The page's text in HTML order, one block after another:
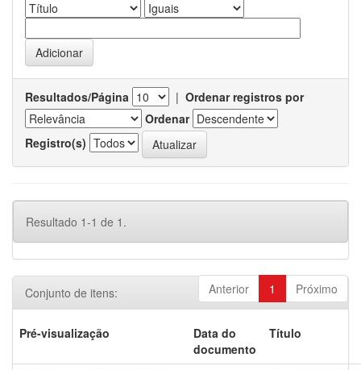
Resultados/Página | Ordenar registros por
Ordenar
Registro(s)
Resultado 1-1 de 1.
Anterior 1 Próximo
Conjunto de itens:
Pré-visualização
Data do
documento
Título